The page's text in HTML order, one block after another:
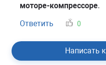
моторе-компрессоре.
Ответить
0
Написать